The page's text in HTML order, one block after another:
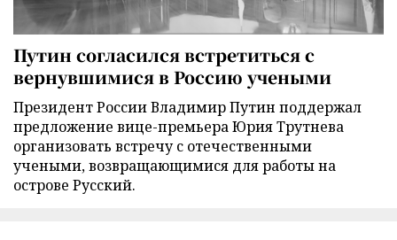
Путин согласился встретиться с
вернувшимися в Россию учеными
Президент России Владимир Путин поддержал
предложение вице-премьера Юрия Трутнева
организовать встречу с отечественными
учеными, возвращающимися для работы на
острове Русский.